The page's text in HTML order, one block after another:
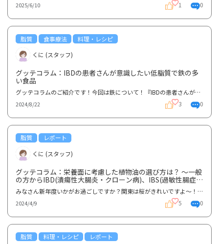
2025/6/10 1 0
脂質 食事療法
料理・レシピ
くに (スタッフ)
グッテコラム：IBDの患者さんが意識したい低脂質で鉄の多
い食品
グッテコラムのご紹介です！今回は鉄について！『IBDの患者さんが意識したい低脂質で鉄の多い食品』http...
2024/8/22 3 0
脂質
レポート
くに (スタッフ)
グッテコラム：栄養面に考慮した植物油の選び方は？ 〜一般
の方からIBD(潰瘍性大腸炎・クローン病)、IBS(過敏性腸症候
群)の方向け～
みなさん新年度いかがお過ごしですか？関東は桜がきれいですよ～！さて、今回はグッテコラムのご紹介を...
2024/4/9 5 0
脂質 料理・レシピ
レポート